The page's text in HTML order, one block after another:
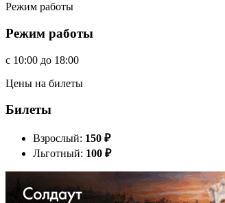
Режим работы
Режим работы
c 10:00 до 18:00
Цены на билеты
Билеты
Взрослый: 150 ₽
Льготный: 100 ₽